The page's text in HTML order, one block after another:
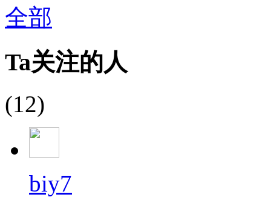
全部
Ta关注的人
(12)
biy7